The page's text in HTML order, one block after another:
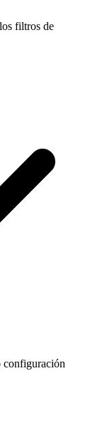
filtros de
configuración